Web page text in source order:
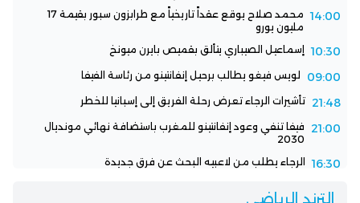
14:00
محمد صلاح يوقع عقداً تاريخياً مع طرابزون سبور بقيمة 17
مليون يورو
10:30 إسماعيل الصيباري يتألق بقميص بايرن ميونخ
09:00 لويس فيغو يطالب برحيل إنفانتينو من رئاسة الفيفا
21:48 تأشيرات الرجاء تعرض رحلة الفريق إلى إسبانيا للخطر
21:00
فيفا تنفي وعود إنفانتينو للمغرب باستضافة نهائي مونديال
2030
16:30 الرجاء يطلب من لاعبيه البحث عن فرق جديدة
الترند الرياضي